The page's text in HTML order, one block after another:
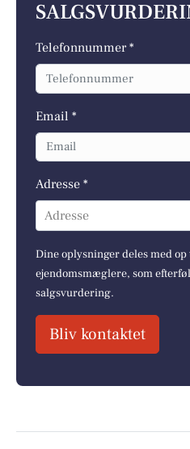
Telefonnummer *
Email *
Adresse *
Adresse
Dine oplysninger deles med
ejendomsmæglere, som
salgsvurdering.
Bliv kontaktet